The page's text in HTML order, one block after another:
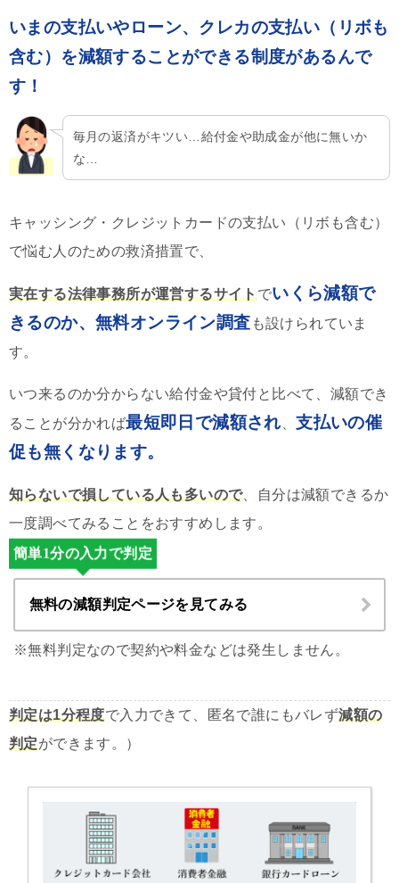
いまの支払いやローン、クレカの支払い（リボも
含む）を減額することができる制度があるんで
す！
毎月の返済がキツい…給付金や助成金が他に無いか
な…
キャッシング・クレジットカードの支払い（リボも含む）
で悩む人のための救済措置で、
実在する法律事務所が運営するサイトでいくら減額で
きるのか、無料オンライン調査 も設けられていま
す。
いつ来るのか分からない給付金や貸付と比べて、減額でき
ることが分かれば最短即日で減額され、支払いの催
促も無くなります。
知らないで損している人も多いので、自分は減額できるか
一度調べてみることをおすすめします。
簡単1分の入力で判定
無料の減額判定ページを見てみる
※無料判定なので契約や料金などは発生しません。
判定は1分程度で入力できて、匿名で誰にもバレず減額の
判定ができます。）